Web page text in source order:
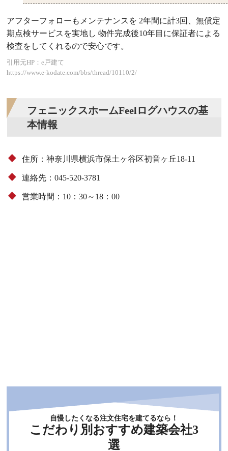
アフターフォローもメンテナンスを 2年間に計3回、無償定
期点検サービスを実地し 物件完成後10年目に保証者による
検査をしてくれるので安心です。
引用元HP：e戸建て
https://www.e-kodate.com/bbs/thread/10110/2/
フェニックスホームFeelログハウスの基
本情報
住所：神奈川県横浜市保土ヶ谷区初音ヶ丘18-11
連絡先：045-520-3781
営業時間：10：30～18：00
自慢したくなる注文住宅を建てるなら！
こだわり別おすすめ建築会社3
選